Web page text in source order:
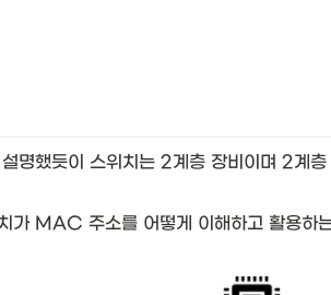
명했듯이 스위치는 2계층 장비이며 2계
가 MAC 주소를 어떻게 이해하고 활용하